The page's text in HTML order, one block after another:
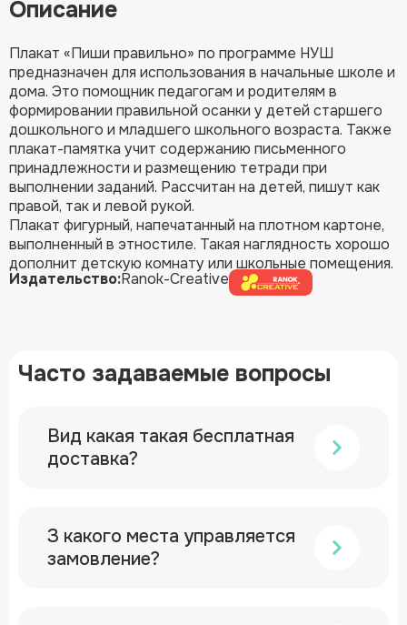
Описание
Плакат «Пиши правильно» по программе НУШ
предназначен для использования в начальные школе и
дома. Это помощник педагогам и родителям в
формировании правильной осанки у детей старшего
дошкольного и младшего школьного возраста. Также
плакат-памятка учит содержанию письменного
принадлежности и размещению тетради при
выполнении заданий. Рассчитан на детей, пишут как
правой, так и левой рукой.
Плакат фигурный, напечатанный на плотном картоне,
выполненный в этностиле. Такая наглядность хорошо
дополнит детскую комнату или школьные помещения.
Издательство:Ranok-Creative
Часто задаваемые вопросы
Вид какая такая бесплатная
доставка?
З какого места управляется
замовление?